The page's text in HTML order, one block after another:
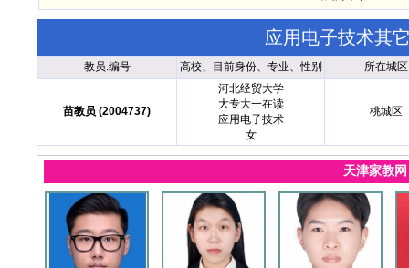
应用电子技术其
教员.编号 高校、目前身份、专业、性别 所在城区
苗教员 (2004737)
河北经贸大学
大专大一在读
应用电子技术
女
桃城区
天津家教